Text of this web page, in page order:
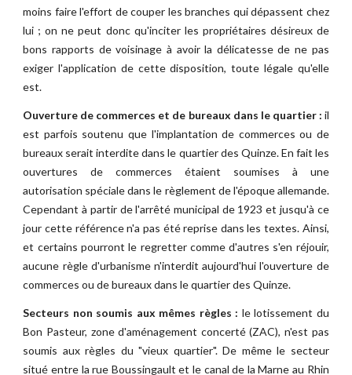
moins faire l'effort de couper les branches qui dépassent chez
lui ; on ne peut donc qu'inciter les propriétaires désireux de
bons rapports de voisinage à avoir la délicatesse de ne pas
exiger l'application de cette disposition, toute légale qu'elle
est.
Ouverture de commerces et de bureaux dans le quartier : il
est parfois soutenu que l'implantation de commerces ou de
bureaux serait interdite dans le quartier des Quinze. En fait les
ouvertures de commerces étaient soumises à une
autorisation spéciale dans le règlement de l'époque allemande.
Cependant à partir de l'arrêté municipal de 1923 et jusqu'à ce
jour cette référence n'a pas été reprise dans les textes. Ainsi,
et certains pourront le regretter comme d'autres s'en réjouir,
aucune règle d'urbanisme n'interdit aujourd'hui l'ouverture de
commerces ou de bureaux dans le quartier des Quinze.
Secteurs non soumis aux mêmes règles : le lotissement du
Bon Pasteur, zone d'aménagement concerté (ZAC), n'est pas
soumis aux règles du "vieux quartier". De même le secteur
situé entre la rue Boussingault et le canal de la Marne au Rhin